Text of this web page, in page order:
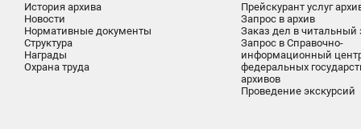
История архива
Новости
Нормативные документы
Структура
Награды
Охрана труда
Прейскурант услуг
Запрос в архив
Заказ дел в читальный
Запрос в Справочно-
информационный
федеральных
архивов
Проведение экскурсий